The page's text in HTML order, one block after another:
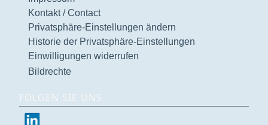
Kontakt / Contact
Privatsphäre-Einstellungen ändern
Historie der Privatsphäre-Einstellungen
Einwilligungen widerrufen
Bildrechte
FOLGEN SIE UNS